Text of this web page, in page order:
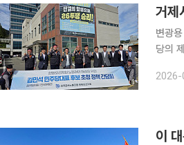
변광
당의 제도적 지원을
이